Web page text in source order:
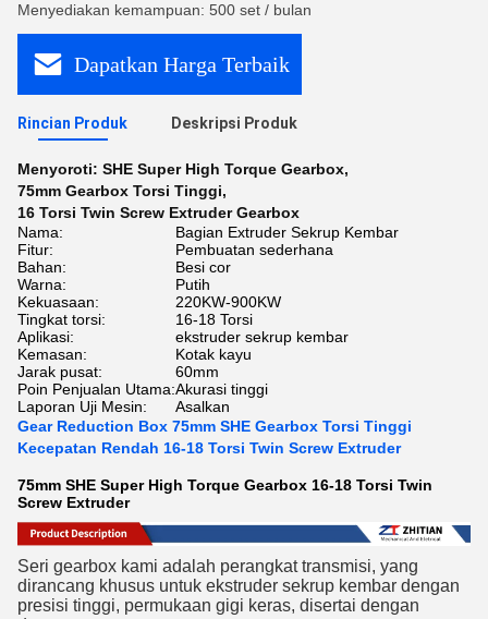
Menyediakan kemampuan: 500 set / bulan
Dapatkan Harga Terbaik
Rincian Produk Deskripsi Produk
Menyoroti: SHE Super High Torque Gearbox,
75mm Gearbox Torsi Tinggi,
16 Torsi Twin Screw Extruder Gearbox
Nama:
Bagian Extruder Sekrup Kembar
Fitur:
Pembuatan sederhana
Bahan:
Besi cor
Warna:
Putih
Kekuasaan:
220KW-900KW
Tingkat torsi:
16-18 Torsi
Aplikasi:
ekstruder sekrup kembar
Kemasan:
Kotak kayu
Jarak pusat:
60mm
Poin Penjualan Utama:Akurasi tinggi
Laporan Uji Mesin:
Asalkan
Gear Reduction Box 75mm SHE Gearbox Torsi Tinggi
Kecepatan Rendah 16-18 Torsi Twin Screw Extruder
75mm SHE Super High Torque Gearbox 16-18 Torsi Twin
Screw Extruder
Seri gearbox kami adalah perangkat transmisi, yang
dirancang khusus untuk ekstruder sekrup kembar dengan
presisi tinggi, permukaan gigi keras, disertai dengan